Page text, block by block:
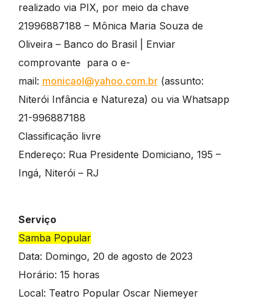
realizado via PIX, por meio da chave
21996887188 – Mônica Maria Souza de
Oliveira – Banco do Brasil | Enviar
comprovante para o e-
mail: monicaol@yahoo.com.br(assunto:
Niterói Infância e Natureza) ou via Whatsapp
21-996887188
Classificação livre
Endereço: Rua Presidente Domiciano, 195 –
Ingá, Niterói – RJ
Serviço
Samba Popular
Data: Domingo, 20 de agosto de 2023
Horário: 15 horas
Local: Teatro Popular Oscar Niemeyer